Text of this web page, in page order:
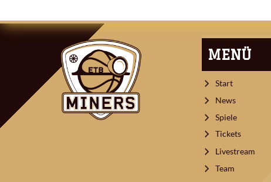
MENÜ
Start
News
Spiele
Tickets
Livestream
Team